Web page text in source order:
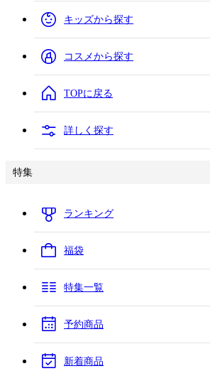
キッズから探す
コスメから探す
TOPに戻る
詳しく探す
特集
ランキング
福袋
特集一覧
予約商品
新着商品